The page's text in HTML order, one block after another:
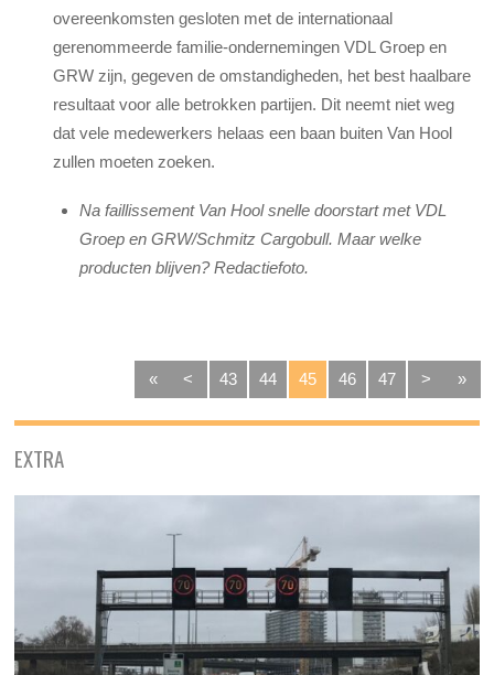
overeenkomsten gesloten met de internationaal
gerenommeerde familie-ondernemingen VDL Groep en
GRW zijn, gegeven de omstandigheden, het best haalbare
resultaat voor alle betrokken partijen. Dit neemt niet weg
dat vele medewerkers helaas een baan buiten Van Hool
zullen moeten zoeken.
Na faillissement Van Hool snelle doorstart met VDL
Groep en GRW/Schmitz Cargobull. Maar welke
producten blijven? Redactiefoto.
« < 43 44 45 46 47 > »
EXTRA